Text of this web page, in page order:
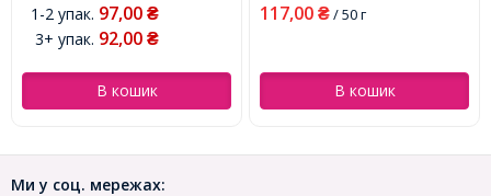
1-2 упак. 97,00 ₴
3+ упак. 92,00 ₴
В кошик
117,00 ₴/ 50 г
В кошик
Ми у соц. мережах: